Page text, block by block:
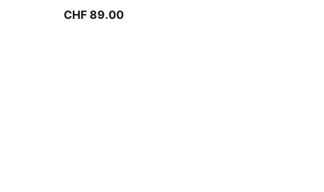
CHF 89.00